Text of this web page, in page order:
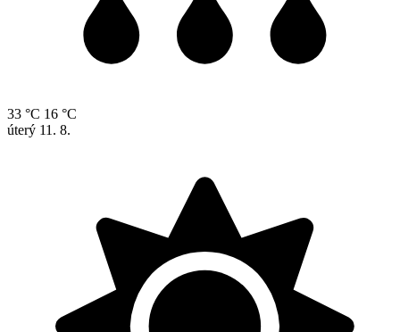
33 °C 16 °C
úterý 11. 8.